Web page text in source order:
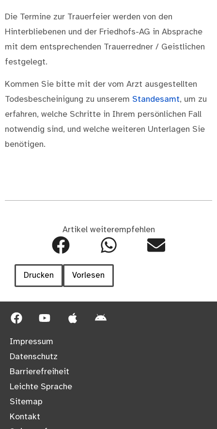
Die Termine zur Trauerfeier werden von den
Hinterbliebenen und der Friedhofs-AG in Absprache
mit dem entsprechenden Trauerredner / Geistlichen
festgelegt.
Kommen Sie bitte mit der vom Arzt ausgestellten
Todesbescheinigung zu unserem Standesamt, um zu
erfahren, welche Schritte in Ihrem persönlichen Fall
notwendig sind, und welche weiteren Unterlagen Sie
benötigen.
Artikel weiterempfehlen
Drucken Vorlesen
Impressum
Datenschutz
Barrierefreiheit
Leichte Sprache
Sitemap
Kontakt